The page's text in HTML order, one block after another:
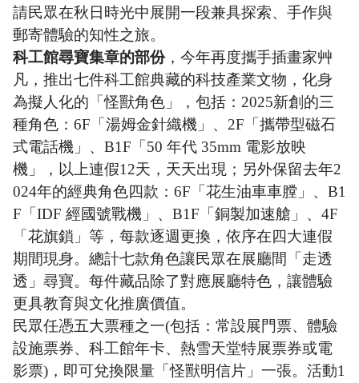
請民眾在秋日時光中展開一段兼具探索、手作與
郵寄體驗的知性之旅。
科工館尋寶集章的部份，今年再度攜手插畫家艸
凡，推出七件科工館典藏的科技產業文物，化身
為擬人化的「怪獸角色」，包括：2025新創的三
種角色：6F「湯姆金針織機」、2F「攜帶型磁石
式電話機」、B1F「50 年代 35mm 電影放映
機」，以上連假12天，天天出現；另外保留去年2
024年的經典角色四款：6F「花生油車車膛」、B1
F「IDF 經國號戰機」、B1F「銅製加速艙」、4F
「花旗鎖」等，每款逐週更換，依序在四大連假
期間現身。總計七款角色讓民眾在展廳間「走透
透」尋寶。每件藏品除了對應展廳特色，讓體驗
更具教育與文化推廣價值。
民眾任憑五大票種之一(包括：常設展門票、體驗
設施票券、科工館年卡、熱雪天堂特展票券或電
影票)，即可兌換限量「怪獸明信片」一張。活動1